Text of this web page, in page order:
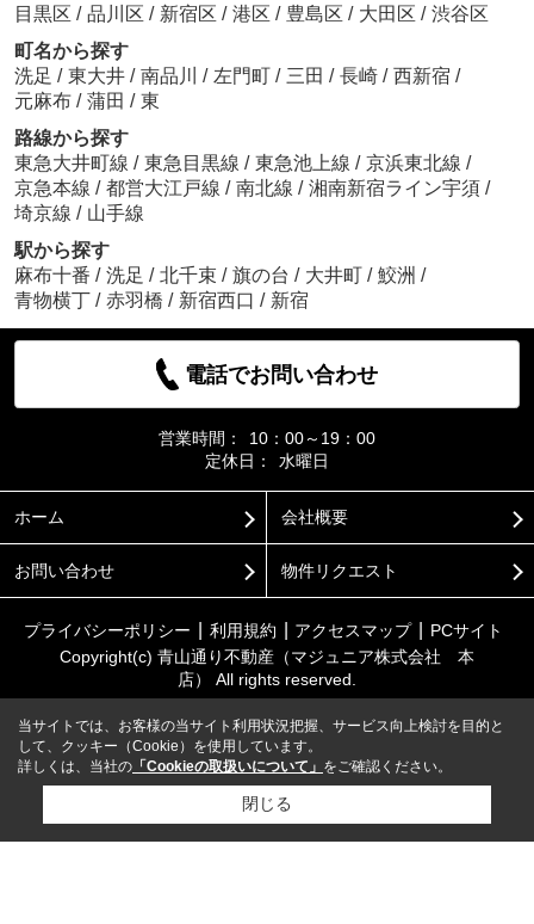
目黒区 / 品川区 / 新宿区 / 港区 / 豊島区 / 大田区 / 渋谷区
町名から探す
洗足 / 東大井 / 南品川 / 左門町 / 三田 / 長崎 / 西新宿 /
元麻布 / 蒲田 / 東
路線から探す
東急大井町線 / 東急目黒線 / 東急池上線 / 京浜東北線 /
京急本線 / 都営大江戸線 / 南北線 / 湘南新宿ライン宇須 /
埼京線 / 山手線
駅から探す
麻布十番 / 洗足 / 北千束 / 旗の台 / 大井町 / 鮫洲 /
青物横丁 / 赤羽橋 / 新宿西口 / 新宿
電話でお問い合わせ
営業時間：
10：00～19：00
定休日：
水曜日
ホーム 会社概要
お問い合わせ 物件リクエスト
プライバシーポリシー 利用規約 アクセスマップ
PCサイト
Copyright(c) 青山通り不動産（マジュニア株式会社 本
店） All rights reserved.
当サイトでは、お客様の当サイト利用状況把握、サービス向上検討を目的と
して、クッキー（Cookie）を使用しています。
詳しくは、当社の 「Cookieの取扱いについて」 をご確認ください。
閉じる